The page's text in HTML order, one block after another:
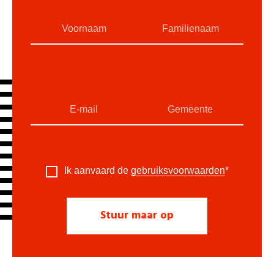
Ik aanvaard de gebruiksvoorwaarden*